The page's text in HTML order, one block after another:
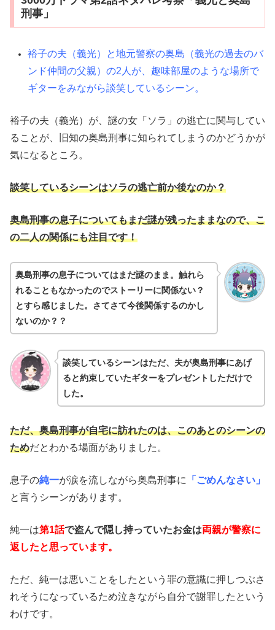
刑事」
裕子の夫（義光）と地元警察の奥島（義光の過去のバ
ンド仲間の父親）の2人が、趣味部屋のような場所で
ギターをみながら談笑しているシーン。
裕子の夫（義光）が、謎の女「ソラ」の逃亡に関与してい
ることが、旧知の奥島刑事に知られてしまうのかどうかが
気になるところ。
談笑しているシーンはソラの逃亡前か後なのか？
奥島刑事の息子についてもまだ謎が残ったままなので、こ
の二人の関係にも注目です！
奥島刑事の息子についてはまだ謎のまま。触れら
れることもなかったのでストーリーに関係ない？
とすら感じました。さてさて今後関係するのかし
ないのか？？
談笑しているシーンはただ、夫が奥島刑事にあげ
ると約束していたギターをプレゼントしただけで
した。
ただ、奥島刑事が自宅に訪れたのは、このあとのシーンの
ためだとわかる場面がありました。
息子の純一が涙を流しながら奥島刑事に
「ごめんなさい」
と言うシーンがあります。
純一は第1話で盗んで隠し持っていたお金は両親が警察に
返したと思っています。
ただ、純一は悪いことをしたという罪の意識に押しつぶさ
れそうになっているため泣きながら自分で謝罪したという
わけです。